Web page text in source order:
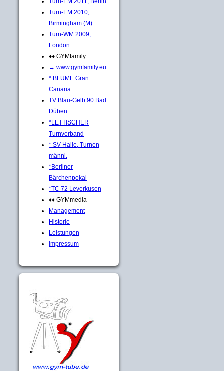
Turn-EM 2010,
Birmingham (M)
Turn-WM 2009,
London
♦♦ GYMfamily
→ www.gymfamily.eu
* BLUME Gran
Canaria
TV Blau-Gelb 90 Bad
Düben
*LETTISCHER
Turnverband
* SV Halle, Turnen
männl.
*Berliner
Bärchenpokal
*TC 72 Leverkusen
♦♦ GYMmedia
Management
Historie
Leistungen
Impressum